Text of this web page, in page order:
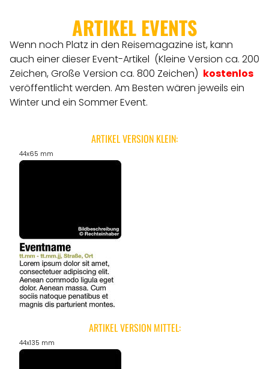
ARTIKEL EVENTS
Wenn noch Platz in den Reisemagazine ist, kann
auch einer dieser Event-Artikel (Kleine Version ca. 200
Zeichen, Große Version ca. 800 Zeichen) kostenlos
veröffentlicht werden. Am Besten wären jeweils ein
Winter und ein Sommer Event.
ARTIKEL VERSION KLEIN:
44x65 mm
ARTIKEL VERSION MITTEL:
44x135 mm